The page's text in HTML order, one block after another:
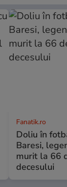
Fanatik.ro
Doliu în
Baresi,
murit la 66
decesului